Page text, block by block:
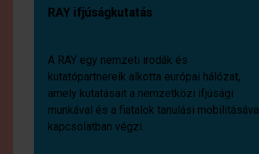
RAY ifjúságkutatás
A RAY egy nemzeti irodák és
kutatópartnereik alkotta európai hálózat,
amely kutatásait a nemzetközi ifjúsági
munkával és a fiatalok tanulási mobilitásával
kapcsolatban végzi.